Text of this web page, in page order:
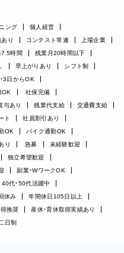
ング
個人経営
り コンテスト常連
上場企業
7.5時間
残業月20時間以下
早上がりあり
シフト制
3日からOK
OK
社保完備
与あり 残業代支給
交通費支給
ト
社員割引あり
OK
バイク通勤OK
り 急募
未経験歓迎
独立希望歓迎
副業・WワークOK
40代・50代活躍中
休み
年間休日105日以上
推奨
産休・育休取得実績あり
日制